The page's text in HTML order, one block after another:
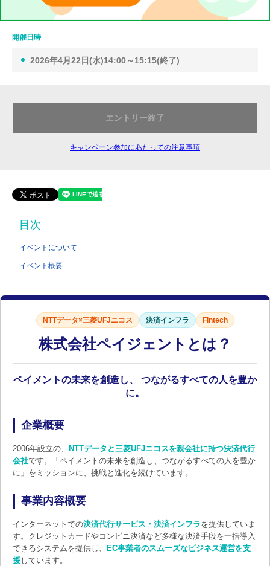
開催日時
2026年4月22日(水)14:00～15:15(終了)
エントリー終了
キャンペーン参加にあたっての注意事項
目次
イベントについて
イベント概要
NTTデータ×三菱UFJニコス 決済インフラ Fintech
株式会社ペイジェントとは？
ペイメントの未来を創造し、
つながるすべての人を豊か
に。
企業概要
2006年設立の、
NTTデータと三菱UFJニコスを親会社に持つ決済代行
会社です。「ペイメントの未来を創造し、つながるすべての人を豊か
に」をミッションに、挑戦と進化を続けています。
事業内容概要
インターネットでの決済代行サービス・決済インフラを提供していま
す。クレジットカードやコンビニ決済など多様な決済手段を一括導入
できるシステムを提供し、
EC事業者のスムーズなビジネス運営を支
援しています。